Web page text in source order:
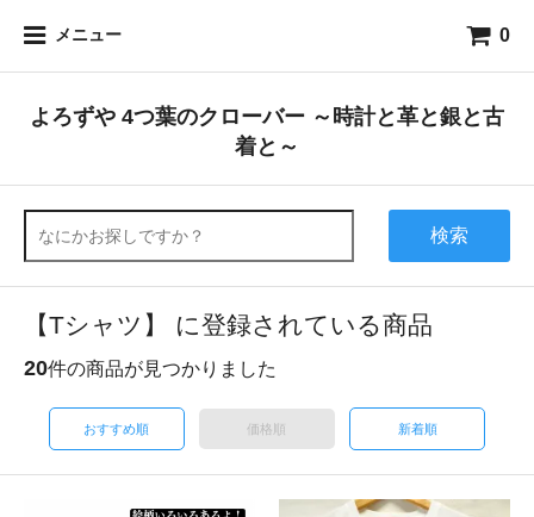
メニュー 0
よろずや 4つ葉のクローバー ～時計と革と銀と古
着と～
検索
【Tシャツ】 に登録されている商品
20件の商品が見つかりました
おすすめ順 価格順 新着順